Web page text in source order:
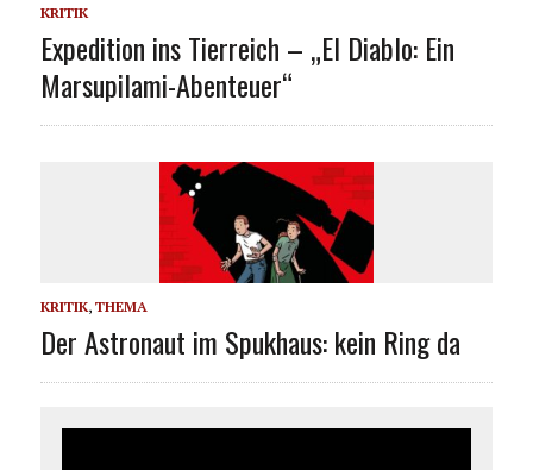
KRITIK
Expedition ins Tierreich – „El Diablo: Ein
Marsupilami-Abenteuer“
KRITIK, THEMA
Der Astronaut im Spukhaus: kein Ring da